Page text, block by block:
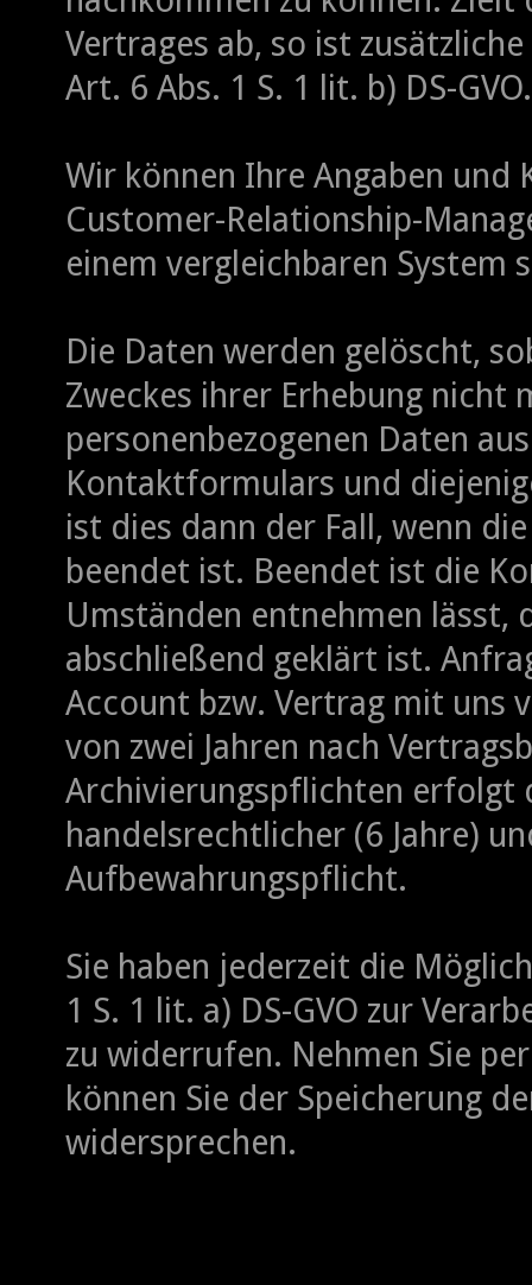
Vertrages ab, so ist
Art. 6 Abs. 1 S. 1 lit. b) DS-GVO.
Wir können Ihre Angaben
Customer-Relationship-
einem vergleichbaren System
Die Daten werden gelöscht,
Zweckes ihrer Erhebung
personenbezogenen Daten
Kontaktformulars und
ist dies dann der Fall, wenn
beendet ist. Beendet ist die
Umständen entnehmen lässt,
abschließend geklärt ist.
Account bzw. Vertrag mit uns
von zwei Jahren nach
Archivierungspflichten erfolgt
handelsrechtlicher (6 Jahre)
Aufbewahrungspflicht.
Sie haben jederzeit die
1 S. 1 lit. a) DS-GVO zur
zu widerrufen. Nehmen Sie
können Sie der Speicherung
widersprechen.